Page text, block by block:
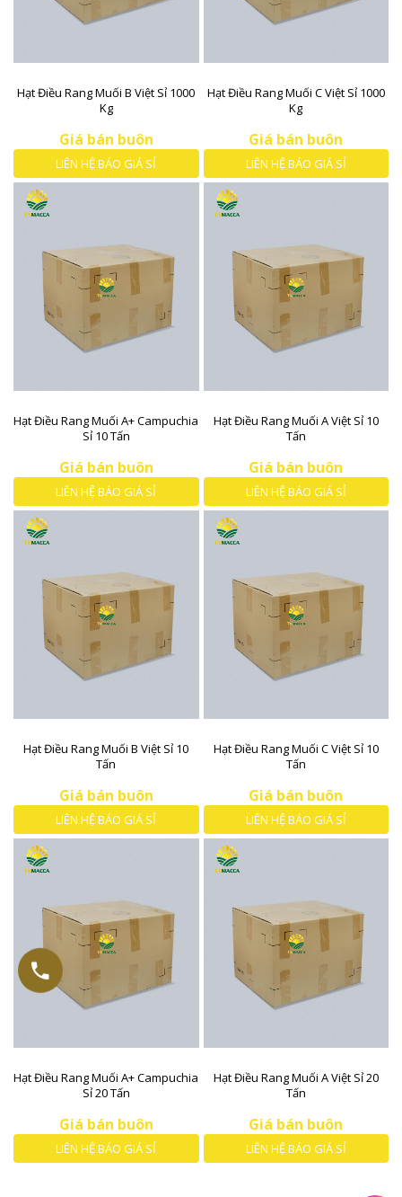
Hạt Điều Rang Muối B Việt Sỉ 1000
Kg
Giá bán buôn
LIÊN HỆ BÁO GIÁ SỈ
Hạt Điều Rang Muối C Việt Sỉ 1000
Kg
Giá bán buôn
LIÊN HỆ BÁO GIÁ SỈ
Hạt Điều Rang Muối A+ Campuchia
Sỉ 10 Tấn
Giá bán buôn
LIÊN HỆ BÁO GIÁ SỈ
Hạt Điều Rang Muối A Việt Sỉ 10
Tấn
Giá bán buôn
LIÊN HỆ BÁO GIÁ SỈ
Hạt Điều Rang Muối B Việt Sỉ 10
Tấn
Giá bán buôn
LIÊN HỆ BÁO GIÁ SỈ
Hạt Điều Rang Muối C Việt Sỉ 10
Tấn
Giá bán buôn
LIÊN HỆ BÁO GIÁ SỈ
Hạt Điều Rang Muối A+ Campuchia
Sỉ 20 Tấn
Giá bán buôn
LIÊN HỆ BÁO GIÁ SỈ
Hạt Điều Rang Muối A Việt Sỉ 20
Tấn
Giá bán buôn
LIÊN HỆ BÁO GIÁ SỈ